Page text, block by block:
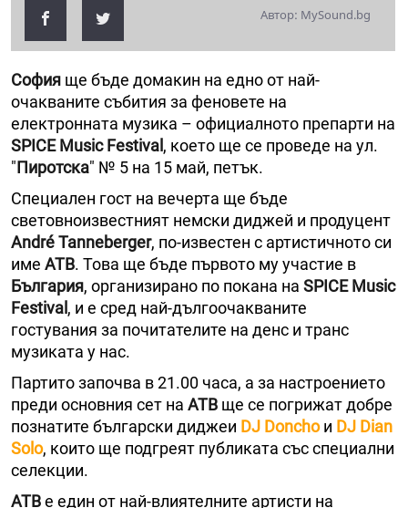
Автор: MySound.bg
София ще бъде домакин на едно от най-
очакваните събития за феновете на
електронната музика – официалното препарти на
SPICE Music Festival , което ще се проведе на ул.
"Пиротска" № 5 на 15 май, петък.
Специален гост на вечерта ще бъде
световноизвестният немски диджей и продуцент
André Tanneberger, по-известен с артистичното си
име ATB. Това ще бъде първото му участие в
България, организирано по покана на SPICE Music
Festival , и е сред най-дългоочакваните
гостувания за почитателите на денс и транс
музиката у нас.
Партито започва в 21.00 часа, а за настроението
преди основния сет на ATB ще се погрижат добре
познатите български диджеи DJ Donchoи DJ Dian
Solo, които ще подгреят публиката със специални
селекции.
ATBе един от най-влиятелните артисти на